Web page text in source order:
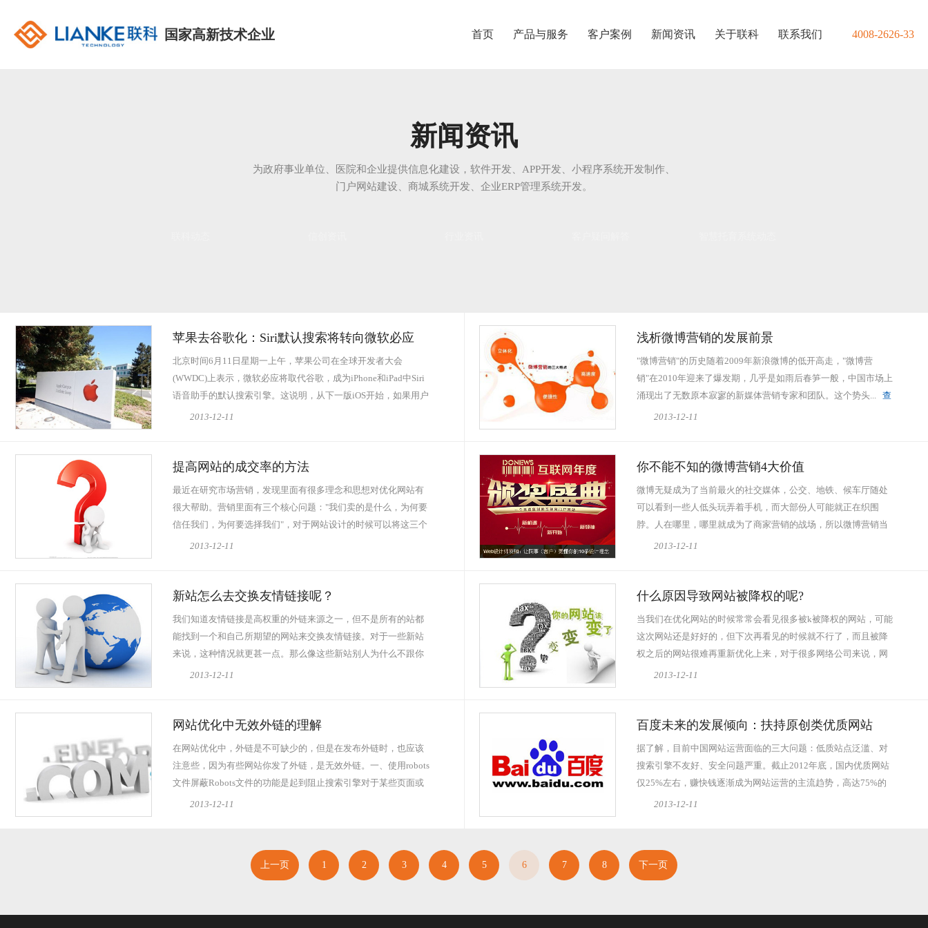
国家高新技术企业 首页 产品与服务 客户案例 新闻资讯 关于联科 联系我们 4008-2626-33
新闻资讯
为政府事业单位、医院和企业提供信息化建设，软件开发、APP开发、小程序系统开发制作、
门户网站建设、商城系统开发、企业ERP管理系统开发。
苹果去谷歌化：Siri默认搜索将转向微软必应
北京时间6月11日星期一上午，苹果公司在全球开发者大会
(WWDC)上表示，微软必应将取代谷歌，成为iPhone和iPad中Siri
语音助手的默认搜索引擎。这说明，从下一版iOS开始，如果用户
2013-12-11
浅析微博营销的发展前景
"微博营销"的历史随着2009年新浪微博的低开高走，"微博营
销"在2010年迎来了爆发期，几乎是如雨后春笋一般，中国市场上
查
看全文2013-12-11
提高网站的成交率的方法
最近在研究市场营销，发现里面有很多理念和思想对优化网站有
很大帮助。营销里面有三个核心问题："我们卖的是什么，为何要
信任我们，为何要选择我们"，对于网站设计的时候可以将这三个
问...查看全文
2013-12-11
你不能不知的微博营销4大价值
微博无疑成为了当前最火的社交媒体，公交、地铁、候车厅随处
可以看到一些人低头玩弄着手机，而大部份人可能就正在织围
脖。人在哪里，哪里就成为了商家营销的战场，所以微博营销当
2013-12-11
新站怎么去交换友情链接呢？
我们知道友情链接是高权重的外链来源之一，但不是所有的站都
能找到一个和自己所期望的网站来交换友情链接。对于一些新站
来说，这种情况就更甚一点。那么像这些新站别人为什么不跟你
2013-12-11
什么原因导致网站被降权的呢?
当我们在优化网站的时候常常会看见很多被k被降权的网站，可能
这次网站还是好好的，但下次再看见的时候就不行了，而且被降
权之后的网站很难再重新优化上来，对于很多网络公司来说，网
2013-12-11
网站优化中无效外链的理解
在网站优化中，外链是不可缺少的，但是在发布外链时，也应该
注意些，因为有些网站你发了外链，是无效外链。一、使用robots
文件屏蔽Robots文件的功能是起到阻止搜索引擎对于某些页面或
2013-12-11
百度未来的发展倾向：扶持原创类优质网站
据了解，目前中国网站运营面临的三大问题：低质站点泛滥、对
搜索引擎不友好、安全问题严重。截止2012年底，国内优质网站
仅25%左右，赚快钱逐渐成为网站运营的主流趋势，高达75%的
2013-12-11
上一页 1 2 3 4 5 6 7 8 下一页